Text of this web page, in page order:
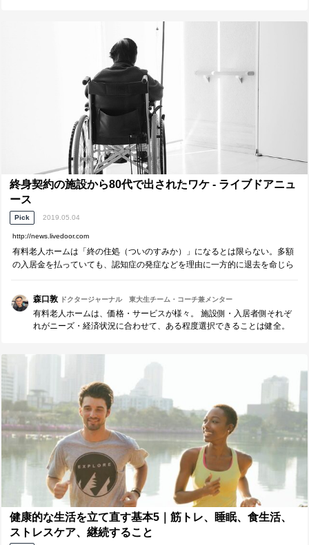
終身契約の施設から80代で出されたワケ - ライブドアニュ
ース
Pick 2019.05.04
http://news.livedoor.com
有料老人ホームは「終の住処（ついのすみか）」になるとは限らない。多額
の入居金を払っていても、認知症の発症などを理由に一方的に退去を命じら
森口敦 ドクタージャーナル 東大生チーム・コーチ兼メンター
有料老人ホームは、価格・サービスが様々。 施設側・入居者側それぞ
れがニーズ・経済状況に合わせて、ある程度選択できることは健全。
も、弱い立場の入居者にとっては、施設側の理不尽に対して泣き寝入
りせざるを得ないケースもある。 ※現状では施設ケアマネが中立的な
役割を果たしづらいケースもある。 理不尽な施設から入居者を守る仕
組みを強化する必要がある。
健康的な生活を立て直す基本5｜筋トレ、睡眠、食生活、
ストレスケア、継続すること